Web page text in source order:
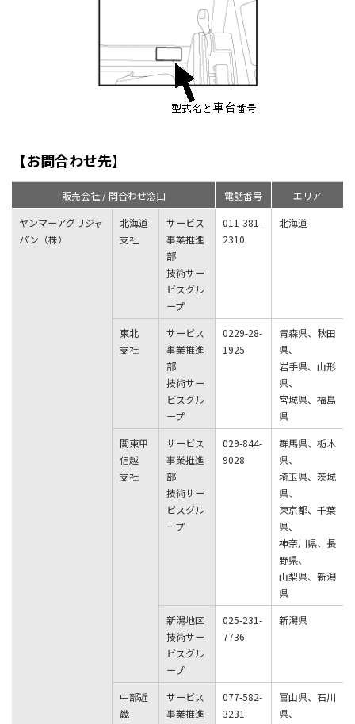
【お問合わせ先】
販売会社 / 問合わせ窓口 電話番号
エリア
ヤンマーアグリジャ
パン（株）
北海道
支社
サービス
事業推進
部
技術サー
ビスグル
ープ
011-381-
2310
北海道
東北
支社
サービス
事業推進
部
技術サー
ビスグル
ープ
0229-28-
1925
青森県、秋田
県、
岩手県、山形
県、
宮城県、福島
県
関東甲
信越
支社
サービス
事業推進
部
技術サー
ビスグル
ープ
029-844-
9028
群馬県、栃木
県、
埼玉県、茨城
県、
東京都、千葉
県、
神奈川県、長
野県、
山梨県、新潟
県
新潟地区
技術サー
ビスグル
ープ
025-231-
7736
新潟県
中部近
畿
サービス
事業推進
077-582-
3231
富山県、石川
県、